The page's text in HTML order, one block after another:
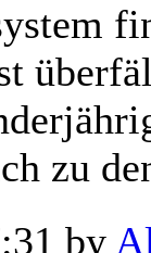
zu
by